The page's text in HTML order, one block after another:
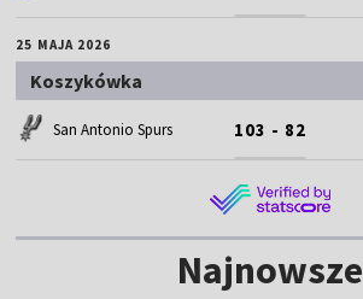
25 MAJA 2026
Koszykówka
San Antonio Spurs 103 - 82
Najnowsze